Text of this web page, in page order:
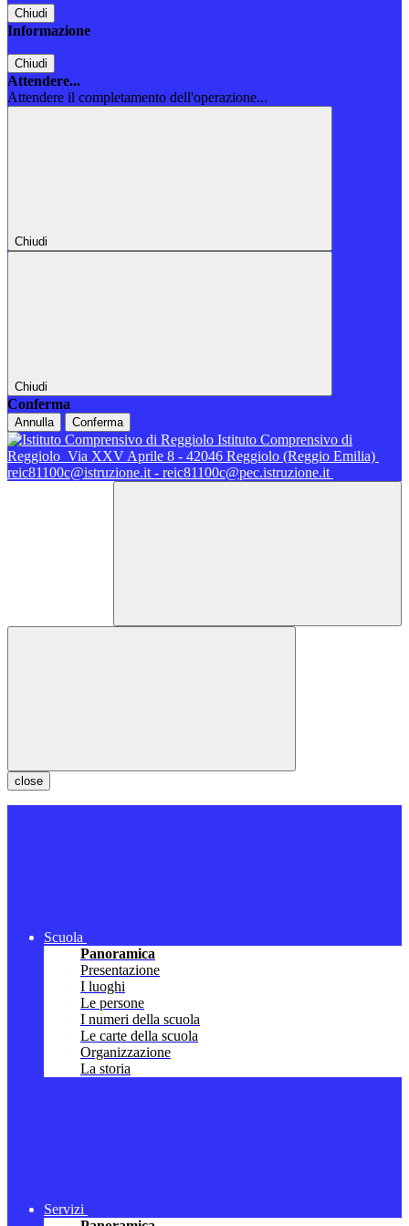
Chiudi
Informazione
Chiudi
Attendere...
Attendere il completamento dell'operazione...
Chiudi
Chiudi
Conferma
Annulla Conferma
Istituto Comprensivo di
Reggiolo Via XXV Aprile 8 - 42046 Reggiolo (Reggio Emilia)
reic81100c@istruzione.it - reic81100c@pec.istruzione.it
close
Scuola
Panoramica
Presentazione
I luoghi
Le persone
I numeri della scuola
Le carte della scuola
Organizzazione
La storia
Servizi